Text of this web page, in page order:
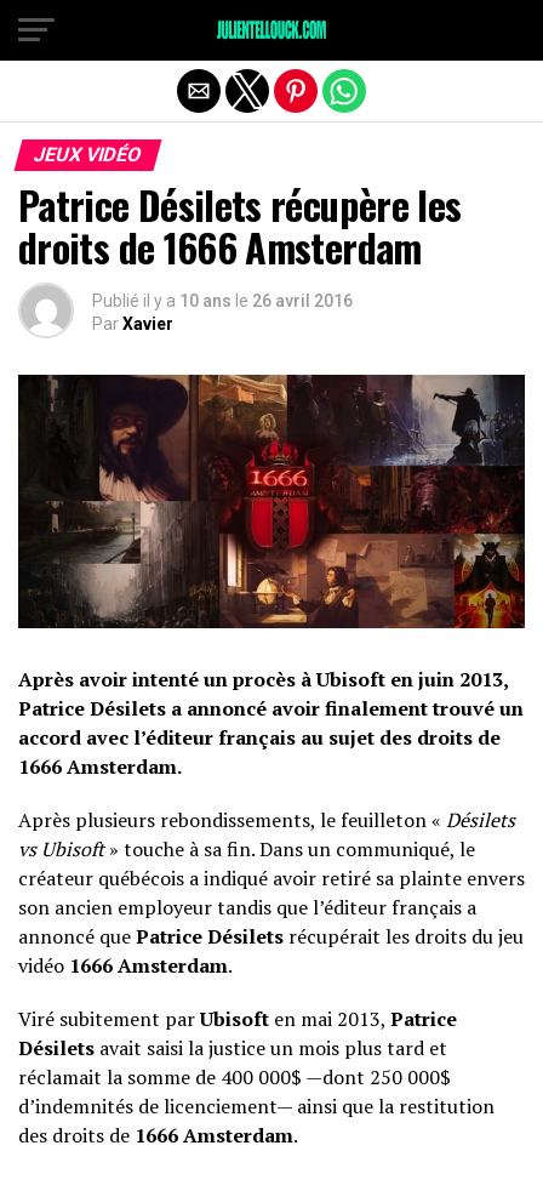
JEUX VIDÉO
Patrice Désilets récupère les
droits de 1666 Amsterdam
Publié il y a 10 ans le 26 avril 2016
ParXavier
Après avoir intenté un procès à Ubisoft en juin 2013,
Patrice Désilets a annoncé avoir finalement trouvé un
accord avec l’éditeur français au sujet des droits de
1666 Amsterdam.
Après plusieurs rebondissements, le feuilleton « Désilets
vs Ubisoft» touche à sa fin. Dans un communiqué, le
créateur québécois a indiqué avoir retiré sa plainte envers
son ancien employeur tandis que l’éditeur français a
annoncé quePatrice Désilets récupérait les droits du jeu
vidéo 1666 Amsterdam.
Viré subitement parUbisoft en mai 2013, Patrice
Désilets avait saisi la justice un mois plus tard et
réclamait la somme de 400 000$ —dont 250 000$
d’indemnités de licenciement— ainsi que la restitution
des droits de 1666 Amsterdam.